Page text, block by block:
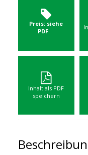
Preis: siehe
PDF
Inhalt als PDF
speichern